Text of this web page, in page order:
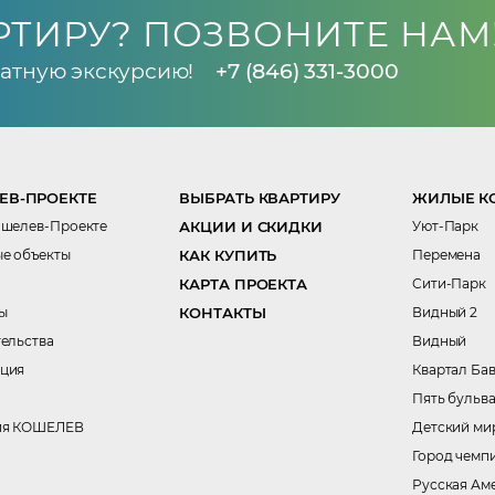
ПОЗВОНИТЕ
экскурсию! +7 (846) 331-3000
ПРОЕКТЕ
Проекте
объекты
КОШЕЛЕВ
ВЫБРАТЬ КВАРТИРУ
АКЦИИ И СКИДКИ
КАК КУПИТЬ
КАРТА ПРОЕКТА
КОНТАКТЫ
ЖИЛЫЕ
Уют-Парк
Перемена
Сити-Парк
Видный 2
Видный
Квартал
Пять
Детский
Город
Русская